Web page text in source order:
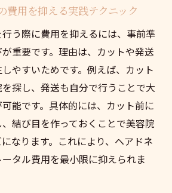
費用を抑える実践テクニック
う際に費用を抑えるには、事前準
重要です。理由は、カットや発送
やすいためです。例えば、カット
探し、発送も自分で行うことで大
能です。具体的には、カット前に
結び目を作っておくことで美容院
なります。これにより、ヘアドネ
タル費用を最小限に抑えられま